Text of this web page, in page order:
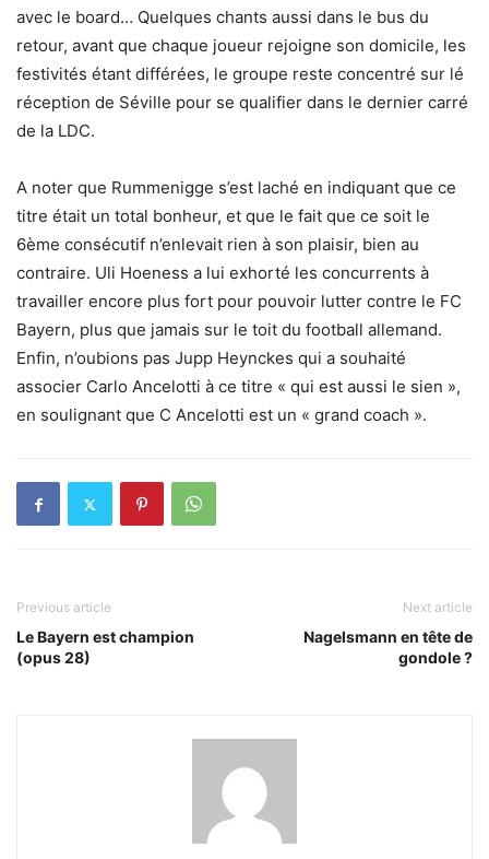
avec le board… Quelques chants aussi dans le bus du
retour, avant que chaque joueur rejoigne son domicile, les
festivités étant différées, le groupe reste concentré sur lé
réception de Séville pour se qualifier dans le dernier carré
de la LDC.
A noter que Rummenigge s’est laché en indiquant que ce
titre était un total bonheur, et que le fait que ce soit le
6ème consécutif n’enlevait rien à son plaisir, bien au
contraire. Uli Hoeness a lui exhorté les concurrents à
travailler encore plus fort pour pouvoir lutter contre le FC
Bayern, plus que jamais sur le toit du football allemand.
Enfin, n’oubions pas Jupp Heynckes qui a souhaité
associer Carlo Ancelotti à ce titre « qui est aussi le sien »,
en soulignant que C Ancelotti est un « grand coach ».
Previous article
Le Bayern est champion
(opus 28)
Next article
Nagelsmann en tête de
gondole ?